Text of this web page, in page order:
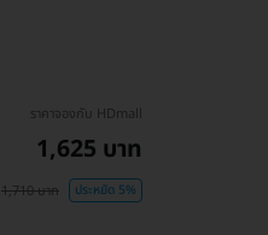
ราคาจองกับ HDmall
1,625 บาท
1,710 บาท ประหยัด 5%